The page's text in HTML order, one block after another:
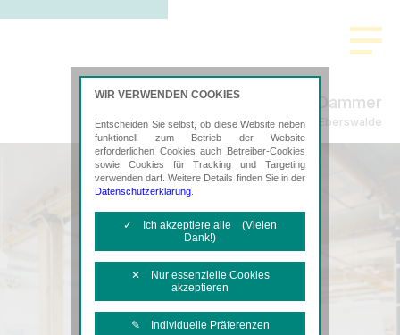
B.R.D. Brenke, Retzlaff, Dammer
Steuerberatung in Eberswalde
WIR VERWENDEN COOKIES
Entscheiden Sie selbst, ob diese Website neben
funktionell zum Betrieb der Website
erforderlichen Cookies auch Betreiber-Cookies
sowie Cookies für Tracking und Targeting
verwenden darf. Weitere Details finden Sie in der
Datenschutzerklärung
✓ Ich akzeptiere alle (Vielen
Dank!)
✕ Nur essenzielle Cookies
akzeptieren
✎ Individuelle Präferenzen